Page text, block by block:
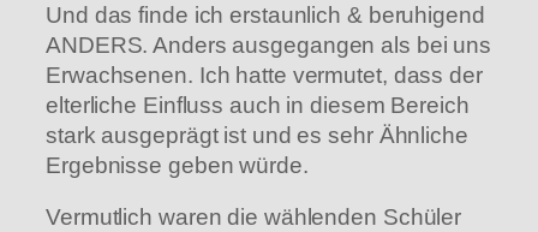
Und das finde ich erstaunlich & beruhigend
ANDERS. Anders ausgegangen als bei uns
Erwachsenen. Ich hatte vermutet, dass der
elterliche Einfluss auch in diesem Bereich
stark ausgeprägt ist und es sehr Ähnliche
Ergebnisse geben würde.
Vermutlich waren die wählenden Schüler